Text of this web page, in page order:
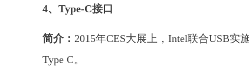
4、Type-C接口
简介： 2015年CES大展上，Intel联合USB实
Type C。